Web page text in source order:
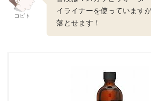
コビト
イライナーを使っています
落とせます！